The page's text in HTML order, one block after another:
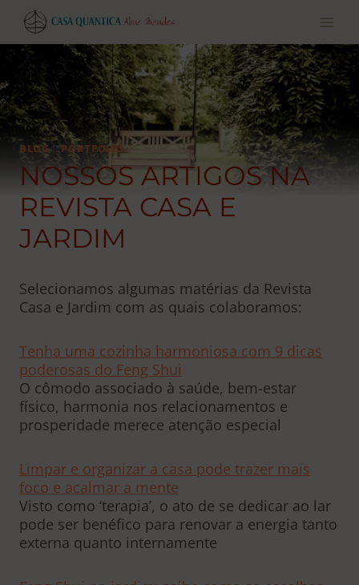
Pular
para
o
conteúdo
BLOG|PORTFOLIO
NOSSOS ARTIGOS NA
REVISTA CASA E
JARDIM
Selecionamos algumas matérias da Revista
Casa e Jardim com as quais colaboramos:
Tenha uma cozinha harmoniosa com 9 dicas
poderosas do Feng Shui
O cômodo associado à saúde, bem-estar
físico, harmonia nos relacionamentos e
prosperidade merece atenção especial
Limpar e organizar a casa pode trazer mais
foco e acalmar a mente
Visto como ‘terapia’, o ato de se dedicar ao lar
pode ser benéfico para renovar a energia tanto
externa quanto internamente